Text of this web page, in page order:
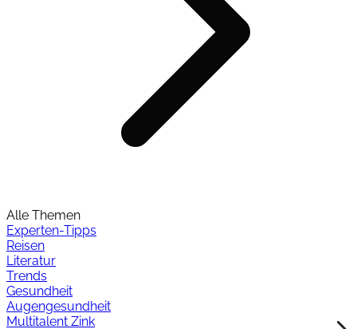
Alle Themen
Experten-Tipps
Reisen
Literatur
Trends
Gesundheit
Augengesundheit
Multitalent Zink